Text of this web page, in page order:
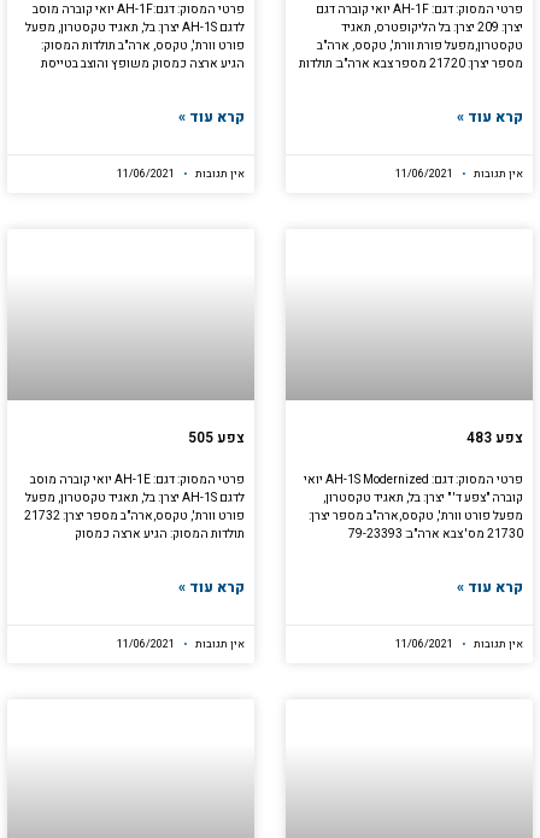
פרטי המסוק: דגם: AH-1F יואי קוברה דגם
יצרן: 209 יצרן: בל הליקופטרס, תאגיד
טקסטרון,מפעל פורת וורת', טקסס, ארה"ב
מספר יצרן: 21720 מספר צבא ארה"ב: תולדות
קרא עוד »
אין תגובות
פרטי המסוק: דגם:AH-1F יואי קוברה מוסב
לדגם AH-1S יצרן: בל, תאגיד טקסטרון, מפעל
פורט וורת', טקסס, ארה"ב תולדות המסוק:
הגיע ארצה כמסוק משופץ והוצב בטייסת
קרא עוד »
אין תגובות
צפע 483
פרטי המסוק: דגם: AH-1S Modernized יואי
קוברה "צפע ד' " יצרן: בל, תאגיד טקסטרון,
מפעל פורט וורת', טקסס,ארה"ב מספר יצרן:
21730 מס' צבא ארה"ב: 79-23393
קרא עוד »
אין תגובות
צפע 505
פרטי המסוק: דגם: AH-1E יואי קוברה מוסב
לדגם AH-1S יצרן: בל, תאגיד טקסטרון, מפעל
פורט וורת', טקסס,ארה"ב מספר יצרן: 21732
תולדות המסוק: הגיע ארצה כמסוק
קרא עוד »
אין תגובות